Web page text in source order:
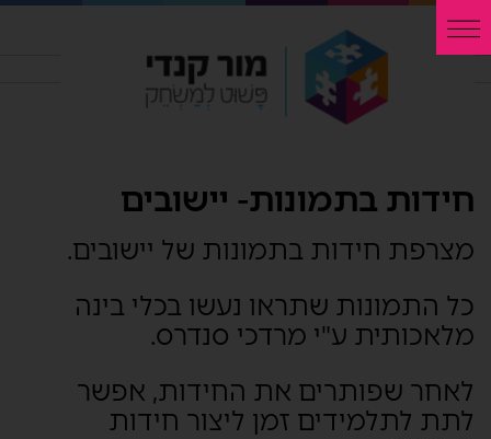
חידות בתמונות- יישובים
מצרפת חידות בתמונות של יישובים.
כל התמונות שתראו נעשו בכלי בינה
מלאכותית ע"י מרדכי סנדרס.
לאחר שפותרים את החידות, אפשר
לתת לתלמידים זמן ליצור חידות